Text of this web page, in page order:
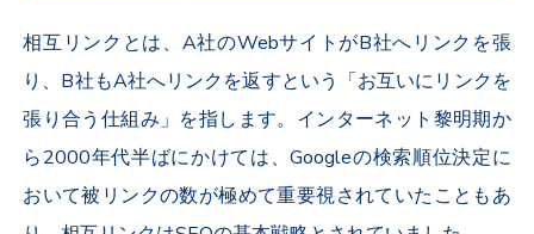
相互リンクとは、A社のWebサイトがB社へリンクを張
り、B社もA社へリンクを返すという「お互いにリンクを
張り合う仕組み」を指します。インターネット黎明期か
ら2000年代半ばにかけては、Googleの検索順位決定に
おいて被リンクの数が極めて重要視されていたこともあ